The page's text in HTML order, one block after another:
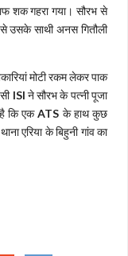
शक गहरा गया। सौरभ से
उसके साथी अनस गितौली
मोटी रकम लेकर पाक
ISI ने सौरभ के पत्नी पूजा
कि एकATS के हाथ कुछ
एरिया के बिहुनी गांव का